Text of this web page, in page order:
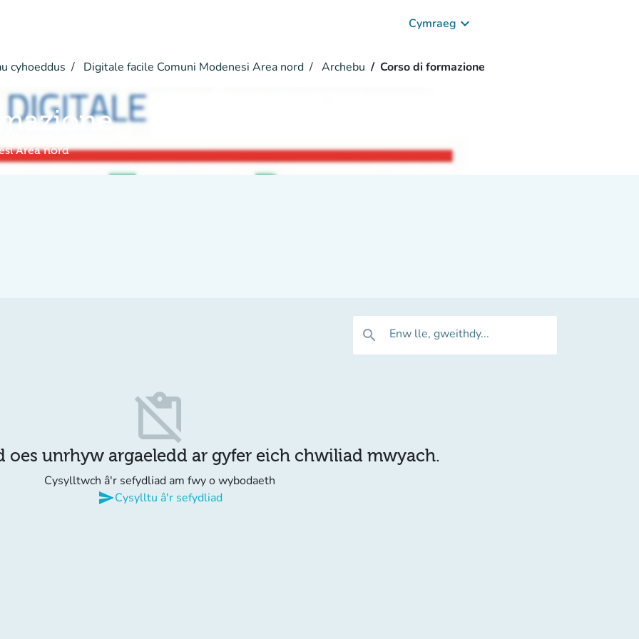
Cymraeg keyboard_arrow_down
cyhoeddus Digitale facile Comuni Modenesi Area nord Archebu Corso di formazione
Area nord
search Enw lle, gweithdy...
content_paste_off
oes unrhyw argaeledd ar gyfer eich chwiliad mwyach.
Cysylltwch â'r sefydliad am fwy o wybodaeth
sendCysylltu â'r sefydliad